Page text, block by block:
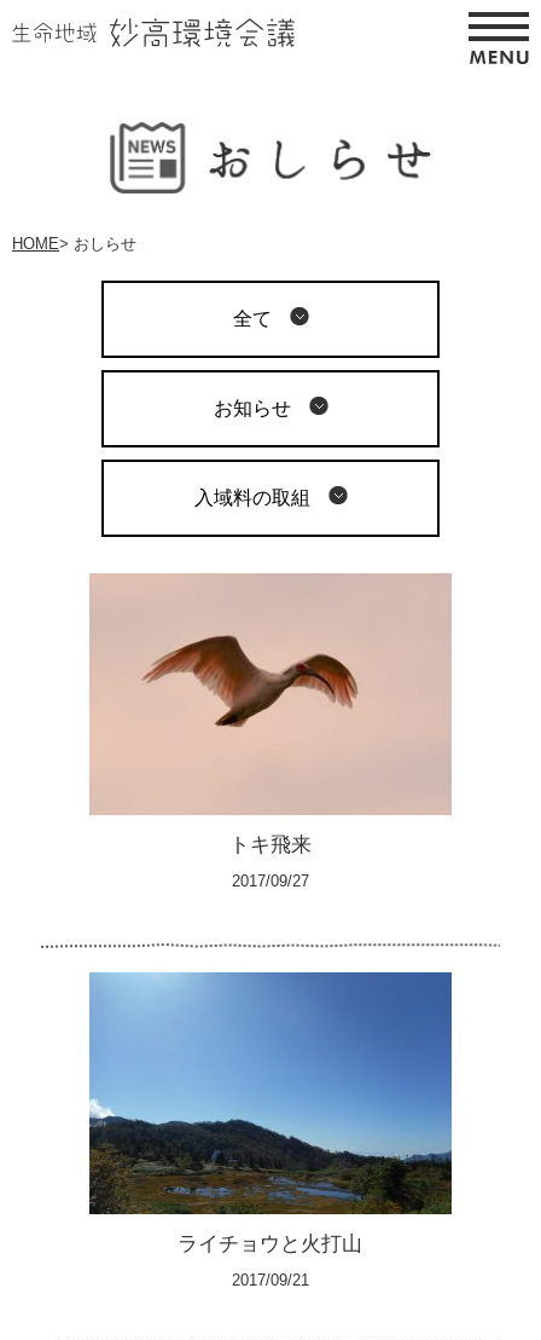
HOME> おしらせ
全て
お知らせ
入域料の取組
トキ飛来
2017/09/27
ライチョウと火打山
2017/09/21